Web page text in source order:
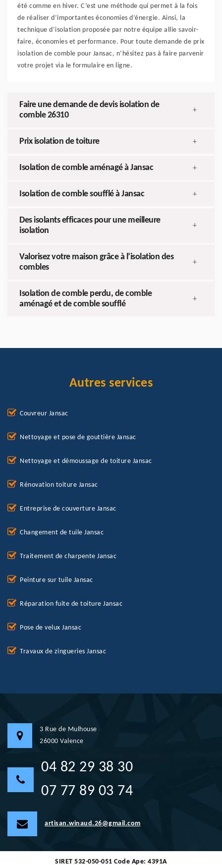
été comme en hiver. C’est une méthode qui permet à la fois
de réaliser d’importantes économies d’énergie. Ainsi, la
technique d’isolation proposée par notre équipe allie savoir-
faire, économies et performance. Pour toute demande de prix
isolation de comble pour Jansac, n’hésitez pas à faire parvenir
votre projet via le formulaire en ligne.
Faire une demande de devis isolation de
comble 26310
+
Prix isolation de toiture +
Isolation de comble aménagé à Jansac +
Isolation de comble soufflé à Jansac +
Des isolants efficaces pour une meilleure
isolation
+
Valorisez votre maison grâce à l’isolation des
combles
+
Isolation de comble perdu, de comble
aménagé et de comble soufflé
+
Autres services
Couvreur Jansac
Nettoyage et pose de gouttière Jansac
Nettoyage et démoussage de toiture Jansac
Rénovation toiture Jansac
Entreprise de couverture Jansac
Changement de tuile Jansac
Traitement de charpente Jansac
Peinture sur tuile Jansac
Réparation fuite de toiture Jansac
Pose de velux Jansac
Travaux de zingueries Jansac
3 Rue de Mulhouse
26000 Valence
04 82 29 38 30
07 77 89 03 74
artisan.winaud.26@gmail.com
SIRET 532-050-051 Code Ape: 4391A